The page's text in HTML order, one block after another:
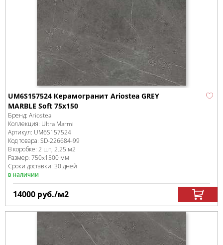
UM6S157524 Керамогранит Ariostea GREY
MARBLE Soft 75x150
Бренд: Ariostea
Коллекция: Ultra Marmi
Артикул: UM6S157524
Код товара: SD-226684-99
В коробке: 2 шт, 2.25 м2
Размер: 750x1500 мм
Сроки доставки: 30 дней
в наличии
14000 руб./м2